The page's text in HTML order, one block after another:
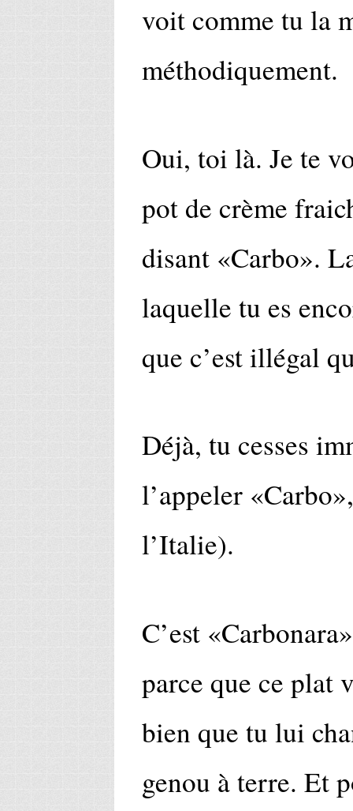
voit comme tu la
méthodiquement.
Oui, toi là. Je te
pot de crème
disant «Carbo».
laquelle tu es
que c’est illégal
Déjà, tu cesses
l’appeler
l’Italie).
C’est
parce que ce plat
bien que tu lui
genou à terre. Et